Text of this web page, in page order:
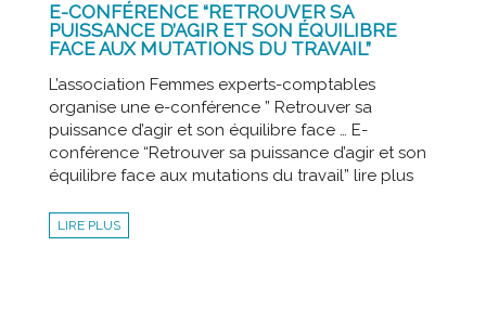
E-CONFÉRENCE “RETROUVER SA
PUISSANCE D’AGIR ET SON ÉQUILIBRE
FACE AUX MUTATIONS DU TRAVAIL”
L’association Femmes experts-comptables
organise une e-conférence ” Retrouver sa
puissance d’agir et son équilibre face … E-
conférence “Retrouver sa puissance d’agir et son
équilibre face aux mutations du travail” lire plus
LIRE PLUS